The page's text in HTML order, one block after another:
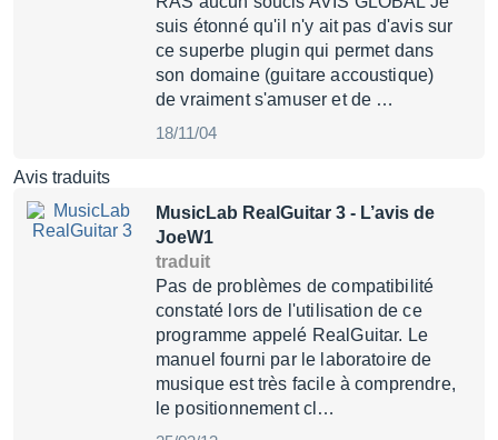
suis étonné qu'il n'y ait pas d'avis sur
ce superbe plugin qui permet dans
son domaine (guitare accoustique)
de vraiment s'amuser et de …
18/11/04
Avis traduits
MusicLab RealGuitar 3 - L’avis de
JoeW1
traduit
Pas de problèmes de compatibilité
constaté lors de l'utilisation de ce
programme appelé RealGuitar. Le
manuel fourni par le laboratoire de
musique est très facile à comprendre,
le positionnement cl…